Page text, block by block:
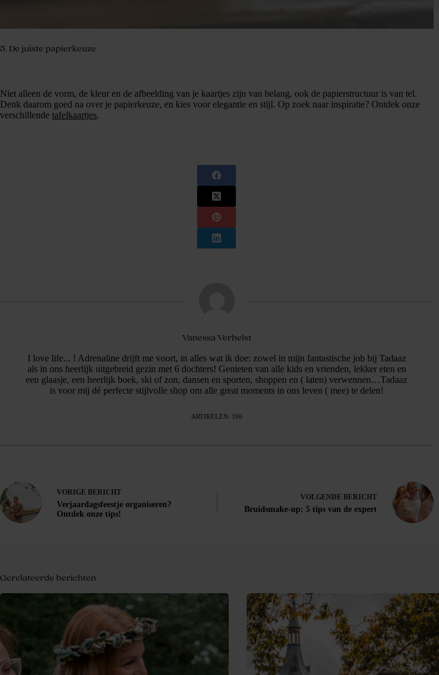
5. De juiste papierkeuze
Niet alleen de vorm, de kleur en de afbeelding van je kaartjes zijn van belang, ook de papierstructuur is van tel.
Denk daarom goed na over je papierkeuze, en kies voor elegantie en stijl. Op zoek naar inspiratie? Ontdek onze
verschillende tafelkaartjes.
Vanessa Verhelst
I love life... ! Adrenaline drijft me voort, in alles wat ik doe: zowel in mijn fantastische job bij Tadaaz
als in ons heerlijk uitgebreid gezin met 6 dochters! Genieten van alle kids en vrienden, lekker eten en
een glaasje, een heerlijk boek, ski of zon, dansen en sporten, shoppen en ( laten) verwennen…Tadaaz
is voor mij dé perfecte stijlvolle shop om alle great moments in ons leven ( mee) te delen!
ARTIKELEN: 106
VORIGE BERICHT
Verjaardagsfeestje organiseren?
Ontdek onze tips!
VOLGENDE BERICHT
Bruidsmake-up: 5 tips van de expert
Gerelateerde berichten